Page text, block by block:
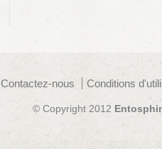
Contactez-nous Conditions
© Copyright 2012